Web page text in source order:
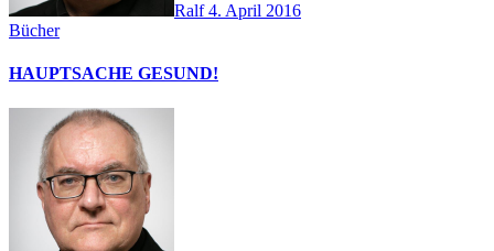
Ralf4. April 2016
Bücher
HAUPTSACHE GESUND!